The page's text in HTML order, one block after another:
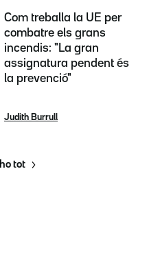
Com treballa la UE per
combatre els grans
incendis: "La gran
assignatura pendent és
la prevenció"
Judith Burrull
tot